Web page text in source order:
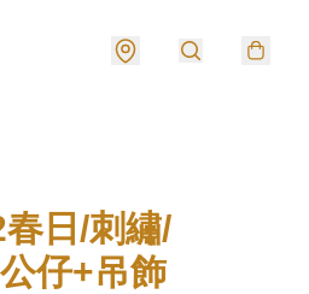
日/刺繡/
仔+吊飾